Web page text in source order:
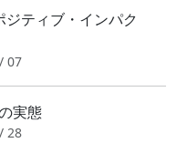
ティブ・インパク
07
実態
28